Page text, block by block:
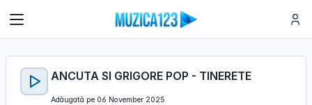
ANCUTA SI GRIGORE POP - TINERETE
Adăugată pe 06 November 2025